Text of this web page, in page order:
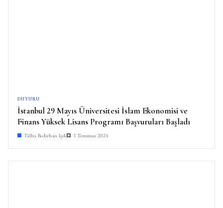
DUYURU
İstanbul 29 Mayıs Üniversitesi İslam Ekonomisi ve
Finans Yüksek Lisans Programı Başvuruları Başladı
Talha Bedirhan Işık 3 Temmuz 2024